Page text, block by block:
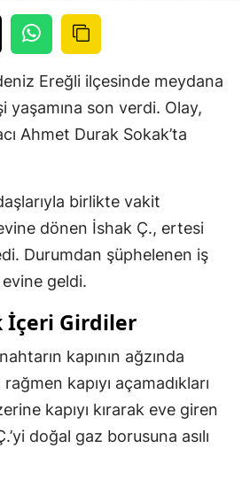
Ereğli ilçesinde meydana
yaşamına son verdi. Olay,
Ahmet Durak Sokak’ta
birlikte vakit
dönen İshak Ç., ertesi
Durumdan şüphelenen iş
evine geldi.
İçeri Girdiler
kapının ağzında
rağmen kapıyı açamadıkları
kapıyı kırarak eve giren
doğal gaz borusuna asılı